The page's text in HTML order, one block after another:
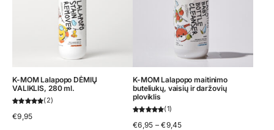
K-MOM Lalapopo DĖMIŲ
VALIKLIS, 280 ml.
2
€9,95
K-MOM Lalapopo maitinimo
buteliukų, vaisių ir daržovių
ploviklis
1
€6,95 – €9,45Price